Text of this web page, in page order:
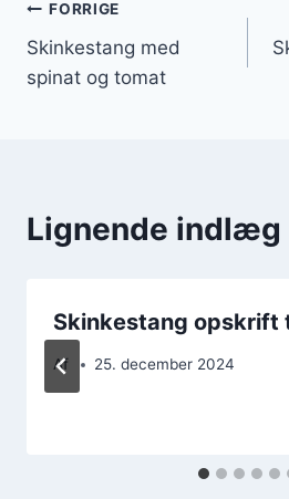
Indlægsnavigation
FORRIGE
Skinkestang med
spinat og tomat
Lignende indlæg
Skinkestang opskrift
Af 25. december 2024